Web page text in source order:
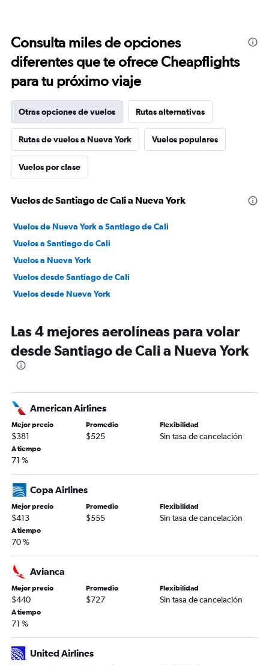
Consulta miles de opciones
diferentes que te ofrece Cheapflights
para tu próximo viaje
Otras opciones de vuelos Rutas alternativas
Rutas de vuelos a Nueva York Vuelos populares
Vuelos por clase
Vuelos de Santiago de Cali a Nueva York
Vuelos de Nueva York a Santiago de Cali
Vuelos a Santiago de Cali
Vuelos a Nueva York
Vuelos desde Santiago de Cali
Vuelos desde Nueva York
Las 4 mejores aerolíneas para volar
desde Santiago de Cali a Nueva York
American Airlines
Mejor precio
$381
Promedio
$525
Flexibilidad
Sin tasa de cancelación
A tiempo
71 %
Copa Airlines
Mejor precio
$413
Promedio
$555
Flexibilidad
Sin tasa de cancelación
A tiempo
70 %
Avianca
Mejor precio
$440
Promedio
$727
Flexibilidad
Sin tasa de cancelación
A tiempo
71 %
United Airlines